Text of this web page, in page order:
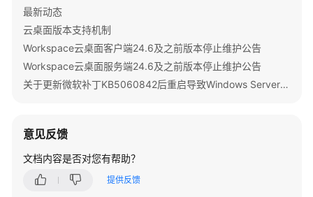
计
费
说
明
门
最新动态
云桌面版本支持机制
Workspace云桌面客户端24.6及之前版本停止维护公告
Workspace云桌面服务端24.6及之前版本停止维护公告
关于更新微软补丁KB5060842后重启导致Windows Server 2022发放的桌面无法启动的公告
意见反馈
文档内容是否对您有帮助？
提供反馈